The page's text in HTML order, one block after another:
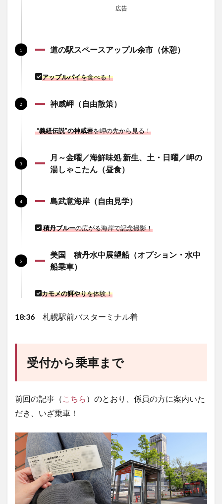
広告
道の駅スペースアップル余市（休憩）
アップルパイを食べる！
神威岬（自由散策）
“義経伝説”の神威岩を岬の先から見る！
月～金曜／海鮮味処 新生、土・日曜／岬の
湯しゃこたん（昼食）
島武意海岸（自由見学）
積丹ブルーの広がる海岸で記念撮影！
美国 積丹水中展望船（オプション・水中
船乗車）
カモメの餌やりを体験！
18:36 札幌駅前バスターミナル着
受付から乗車まで
前回の記事（ こちら ）のとおり、係員の方に案内いた
だき、いざ乗車！